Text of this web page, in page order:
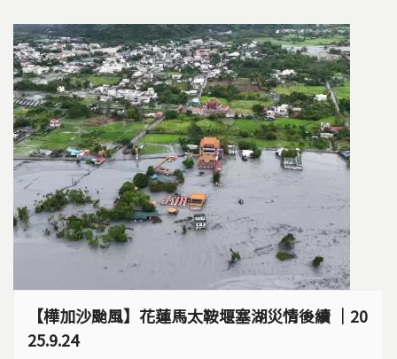
【樺加沙颱風】花蓮馬太鞍堰塞湖災情後續 ｜20
25.9.24